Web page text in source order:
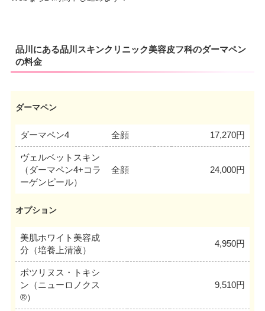
品川にある品川スキンクリニック美容皮フ科のダーマペン
の料金
ダーマペン
ダーマペン4 全顔 17,270円
ヴェルベットスキン
（ダーマペン4+コラ
ーゲンピール）
全顔 24,000円
オプション
美肌ホワイト美容成
分（培養上清液）
4,950円
ボツリヌス・トキシ
ン（ニューロノクス
®）
9,510円